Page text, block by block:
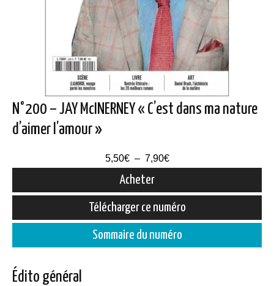
N°200 – JAY McINERNEY « C’est dans ma nature
d’aimer l’amour »
5,50€ – 7,90€Plage
prix :
5,50€
à
7,90€
Acheter
produit
variations.
Télécharger ce numéro
Sommaire du numéro
Édito général